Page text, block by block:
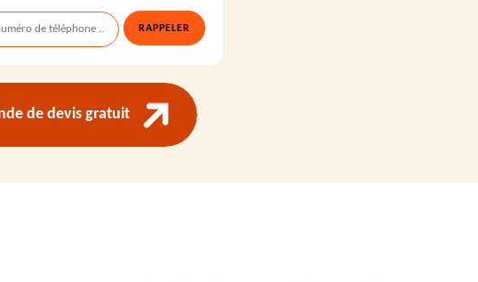
de devis gratuit